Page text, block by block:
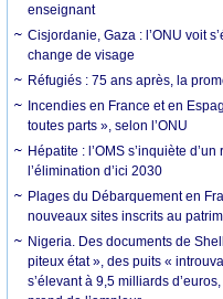
enseignant
Cisjordanie, Gaza : l’ONU voit
change de visage
Réfugiés : 75 ans après, la
Incendies en France et en
toutes parts », selon l’ONU
Hépatite : l’OMS s’inquiète
l’élimination d’ici 2030
Plages du Débarquement en
nouveaux sites inscrits au
Nigeria. Des documents de
piteux état », des puits «
s’élevant à 9,5 milliards